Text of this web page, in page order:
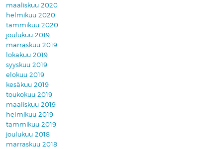
maaliskuu 2020
helmikuu 2020
tammikuu 2020
joulukuu 2019
marraskuu 2019
lokakuu 2019
syyskuu 2019
elokuu 2019
kesäkuu 2019
toukokuu 2019
maaliskuu 2019
helmikuu 2019
tammikuu 2019
joulukuu 2018
marraskuu 2018